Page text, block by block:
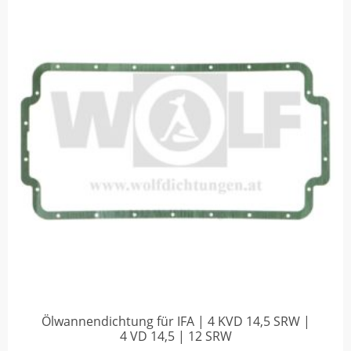
Ölwannendichtung für IFA | 4 KVD 14,5 SRW |
4 VD 14,5 | 12 SRW